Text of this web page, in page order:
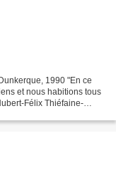
1990 "En ce
et nous habitions tous
Félix Thiéfaine-